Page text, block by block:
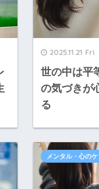
2025.11.21 Fri
世の中は平
の気づきが
る
メンタル・心の